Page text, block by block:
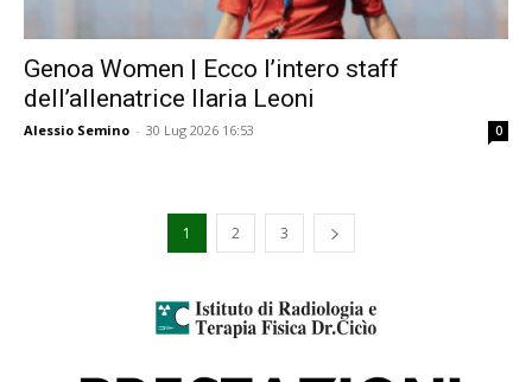
Genoa Women | Ecco l’intero staff
dell’allenatrice Ilaria Leoni
Alessio Semino - 30 Lug 2026 16:53 0
1 2 3